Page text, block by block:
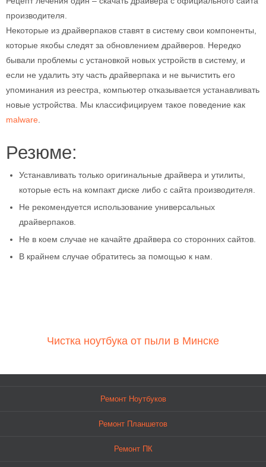
производителя.
Некоторые из драйверпаков ставят в систему свои компоненты,
которые якобы следят за обновлением драйверов. Нередко
бывали проблемы с установкой новых устройств в систему, и
если не удалить эту часть драйверпака и не вычистить его
упоминания из реестра, компьютер отказывается устанавливать
новые устройства. Мы классифицируем такое поведение как
malware
Резюме:
Устанавливать только оригинальные драйвера и утилиты,
которые есть на компакт диске либо с сайта производителя.
Не рекомендуется использование универсальных
драйверпаков.
Не в коем случае не качайте драйвера со сторонних сайтов.
В крайнем случае обратитесь за помощью к нам.
Чистка ноутбука от пыли в Минске
Ремонт Ноутбуков
Ремонт Планшетов
Ремонт ПК